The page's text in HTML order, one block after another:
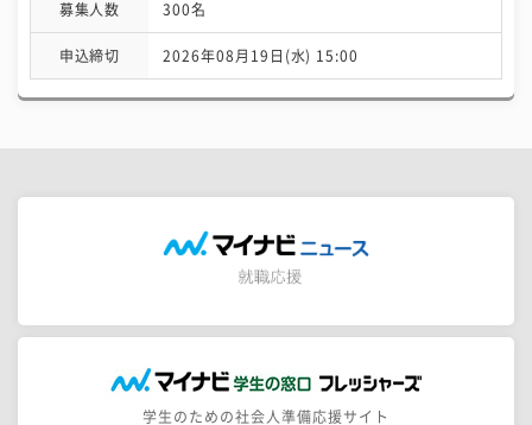
募集人数 300名
申込締切 2026年08月19日(水) 15:00
学生のための社会人準備応援サイト